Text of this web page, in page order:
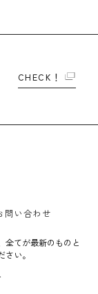
CHECK！
問い合わせ
全てが最新のものと
い。